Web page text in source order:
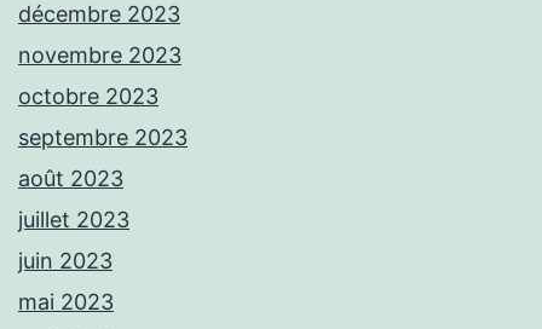
décembre 2023
novembre 2023
octobre 2023
septembre 2023
août 2023
juillet 2023
juin 2023
mai 2023